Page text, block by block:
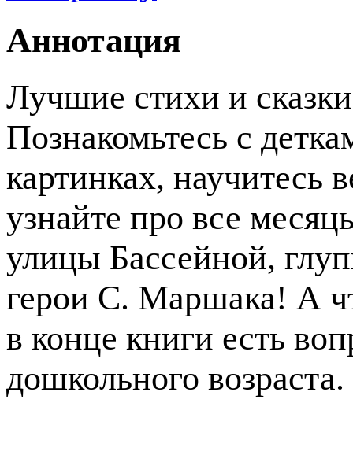
Аннотация
Лучшие стихи и
Познакомьтесь с
картинках, научитесь
узнайте про все
улицы Бассейной,
герои С. Маршака! А
в конце книги есть
дошкольного возраста.